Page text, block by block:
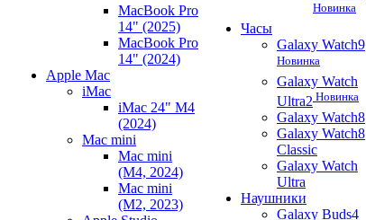
MacBook Pro
14" (2025)
MacBook Pro
14" (2024)
Apple Mac
iMac
iMac 24" M4
(2024)
Mac mini
Mac mini
(M4, 2024)
Mac mini
(M2, 2023)
Новинка
Часы
Galaxy Watch9
Новинка
Galaxy Watch
Ultra2 Новинка
Galaxy Watch8
Galaxy Watch8
Classic
Galaxy Watch
Ultra
Наушники
Galaxy Buds4